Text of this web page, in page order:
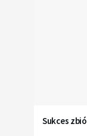
Sukces